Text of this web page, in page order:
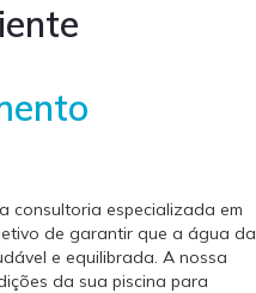
consultoria especializada em
de garantir que a água da
e equilibrada. A nossa
da sua piscina para